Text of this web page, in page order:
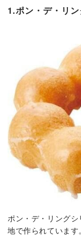
1.ポン・デ・リ
ポン・デ・リング
地で作られています。